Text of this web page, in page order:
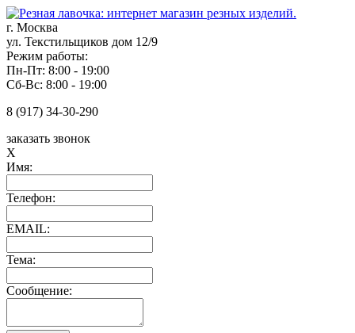
г. Москва
ул. Текстильщиков дом 12/9
Режим работы:
Пн-Пт: 8:00 - 19:00
Сб-Вс: 8:00 - 19:00
8 (917) 34-30-290
заказать звонок
X
Имя:
Телефон:
EMAIL:
Тема:
Сообщение: